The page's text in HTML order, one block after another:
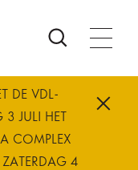
DE VDL-
3 JULI HET
COMPLEX
4
Us